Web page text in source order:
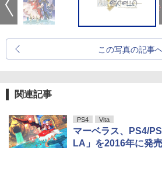
この写真の記事
関連記事
PS4 Vita
マーベラス、PS4/
LA」を2016年に発売